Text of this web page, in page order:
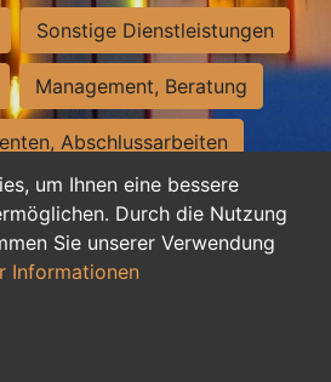
um Ihnen eine bessere
Durch die Nutzung
Sie unserer Verwendung
Informationen
Sonstige Dienstleistungen
Management, Beratung
Abschlussarbeiten
Assistenz, Sekretariat
und Nebenjobs
duale Ausbildung